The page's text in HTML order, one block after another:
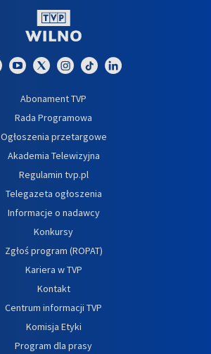
Abonament TVP
Rada Programowa
Ogłoszenia przetargowe
Akademia Telewizyjna
Regulamin tvp.pl
Telegazeta ogłoszenia
Informacje o nadawcy
Konkursy
Zgłoś program (ROPAT)
Kariera w TVP
Kontakt
Centrum informacji TVP
Komisja Etyki
Program dla prasy